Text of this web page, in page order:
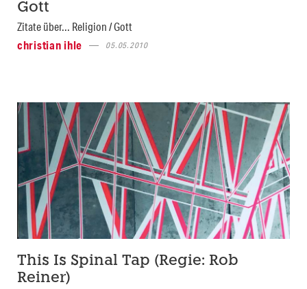
Gott
Zitate über... Religion / Gott
christian ihle
05.05.2010
This Is Spinal Tap (Regie: Rob
Reiner)